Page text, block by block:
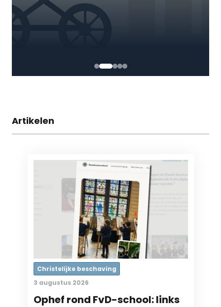
Artikelen
Christelijke beschaving
3 augustus 2026
Ophef rond FvD-school: links